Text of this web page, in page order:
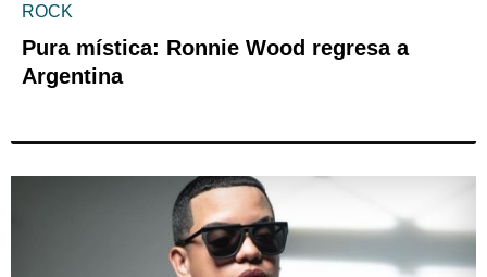
ROCK
Pura mística: Ronnie Wood regresa a
Argentina